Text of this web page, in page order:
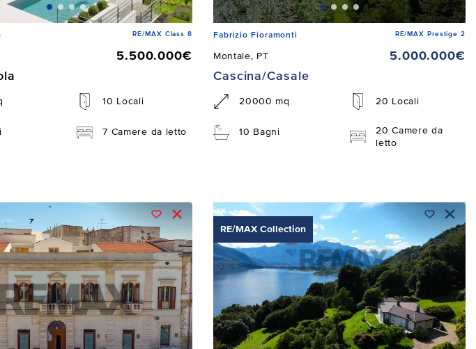
RE/MAX Class 8
5.500.000€
10 Locali
7 Camere da letto
Fabrizio Fioramonti RE/MAX Prestige 2
Montale, PT
5.000.000€
Cascina/Casale
20000 mq 20 Locali
10 Bagni
20 Camere da
letto
RE/MAX Collection